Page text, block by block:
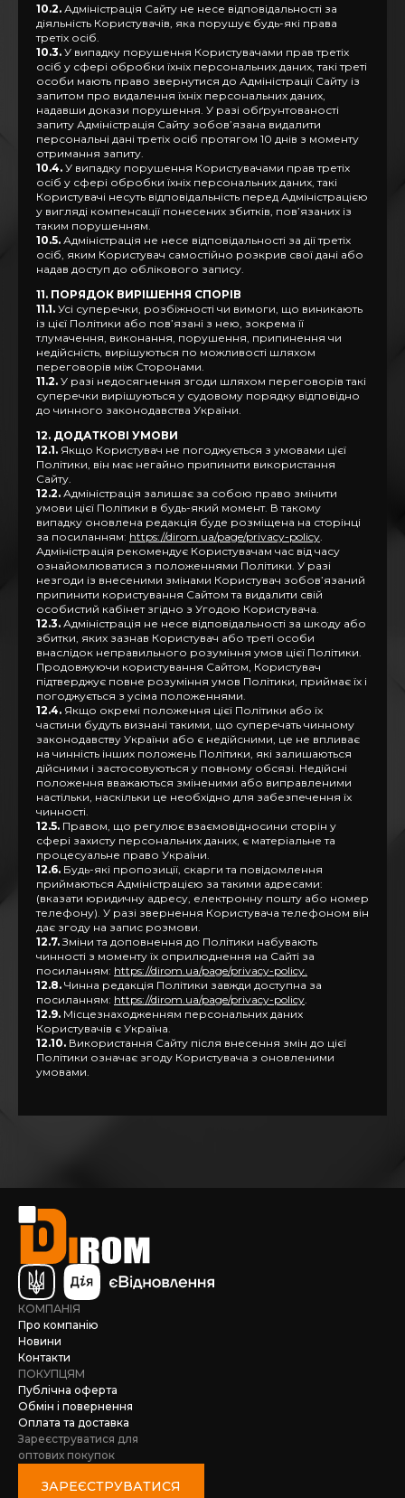
10.2. Адміністрація Сайту не несе відповідальності за
діяльність Користувачів, яка порушує будь-які права
третіх осіб.
10.3. У випадку порушення Користувачами прав третіх
осіб у сфері обробки їхніх персональних даних, такі треті
особи мають право звернутися до Адміністрації Сайту із
запитом про видалення їхніх персональних даних,
надавши докази порушення. У разі обґрунтованості
запиту Адміністрація Сайту зобов’язана видалити
персональні дані третіх осіб протягом 10 днів з моменту
отримання запиту.
10.4. У випадку порушення Користувачами прав третіх
осіб у сфері обробки їхніх персональних даних, такі
Користувачі несуть відповідальність перед Адміністрацією
у вигляді компенсації понесених збитків, пов’язаних із
таким порушенням.
10.5. Адміністрація не несе відповідальності за дії третіх
осіб, яким Користувач самостійно розкрив свої дані або
надав доступ до облікового запису.
11. ПОРЯДОК ВИРІШЕННЯ СПОРІВ
11.1. Усі суперечки, розбіжності чи вимоги, що виникають
із цієї Політики або пов’язані з нею, зокрема її
тлумачення, виконання, порушення, припинення чи
недійсність, вирішуються по можливості шляхом
переговорів між Сторонами.
11.2. У разі недосягнення згоди шляхом переговорів такі
суперечки вирішуються у судовому порядку відповідно
до чинного законодавства України.
12. ДОДАТКОВІ УМОВИ
12.1. Якщо Користувач не погоджується з умовами цієї
Політики, він має негайно припинити використання
Сайту.
12.2. Адміністрація залишає за собою право змінити
умови цієї Політики в будь-який момент. В такому
випадку оновлена редакція буде розміщена на сторінці
за посиланням: https://dirom.ua/page/privacy-policy
Адміністрація рекомендує Користувачам час від часу
ознайомлюватися з положеннями Політики. У разі
незгоди із внесеними змінами Користувач зобов’язаний
припинити користування Сайтом та видалити свій
особистий кабінет згідно з Угодою Користувача.
12.3. Адміністрація не несе відповідальності за шкоду або
збитки, яких зазнав Користувач або треті особи
внаслідок неправильного розуміння умов цієї Політики.
Продовжуючи користування Сайтом, Користувач
підтверджує повне розуміння умов Політики, приймає їх і
погоджується з усіма положеннями.
12.4. Якщо окремі положення цієї Політики або їх
частини будуть визнані такими, що суперечать чинному
законодавству України або є недійсними, це не впливає
на чинність інших положень Політики, які залишаються
дійсними і застосовуються у повному обсязі. Недійсні
положення вважаються зміненими або виправленими
настільки, наскільки це необхідно для забезпечення їх
чинності.
12.5. Правом, що регулює взаємовідносини сторін у
сфері захисту персональних даних, є матеріальне та
процесуальне право України.
12.6. Будь-які пропозиції, скарги та повідомлення
приймаються Адміністрацією за такими адресами:
(вказати юридичну адресу, електронну пошту або номер
телефону). У разі звернення Користувача телефоном він
дає згоду на запис розмови.
12.7.Зміни та доповнення до Політики набувають
чинності з моменту їх оприлюднення на Сайті за
посиланням: https://dirom.ua/page/privacy-policy.
12.8. Чинна редакція Політики завжди доступна за
посиланням: https://dirom.ua/page/privacy-policy
12.9. Місцезнаходженням персональних даних
Користувачів є Україна.
12.10. Використання Сайту після внесення змін до цієї
Політики означає згоду Користувача з оновленими
умовами.
КОМПАНІЯ
Про компанію
Новини
Контакти
ПОКУПЦЯМ
Публічна оферта
Обмін і повернення
Оплата та доставка
Зареєструватися для
оптових покупок
ЗАРЕЄСТРУВАТИСЯ